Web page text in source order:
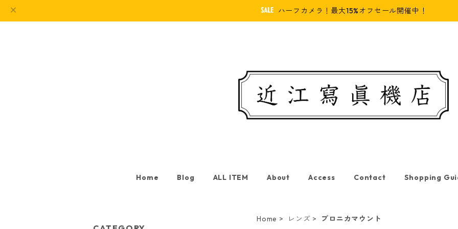
ハーフカメラ！最大15%オフセール開催中！
Home Blog ALL ITEM About Access Contact Shopping
Home レンズ ブロニカマウント